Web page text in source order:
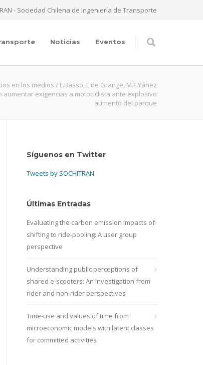
- Sociedad Chilena de Ingeniería de Transporte
Noticias Eventos
en los medios / L.Basso, L.de Grange, M.F.Yáñez
aumentar exigencias a motociclista ante explosivo
aumento del parque
Síguenos en Twitter
Tweets by SOCHITRAN
Últimas Entradas
Evaluating the carbon emission impacts of
shifting to ride-pooling: A user group
perspective
Understanding public perceptions of
shared e-scooters: An investigation from
rider and non-rider perspectives
Time-use and values of time from
microeconomic models with latent classes
for committed activities